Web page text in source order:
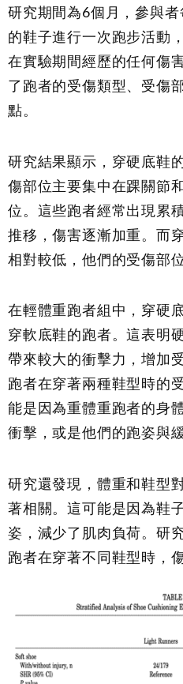
研究期間為6個月，參與
的鞋子進行一次跑步活動
在實驗期間經歷的任何傷
了跑者的受傷類型、受傷
點。
研究結果顯示，穿硬底鞋
傷部位主要集中在踝關節
位。這些跑者經常出現累
推移，傷害逐漸加重。而
相對較低，他們的受傷部
在輕體重跑者組中，穿硬
穿軟底鞋的跑者。這表明
帶來較大的衝擊力，增加
跑者在穿著兩種鞋型時的
能是因為重體重跑者的身
衝擊，或是他們的跑姿與
研究還發現，體重和鞋型
著相關。這可能是因為鞋
姿，減少了肌肉負荷。研
跑者在穿著不同鞋型時，